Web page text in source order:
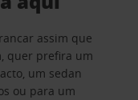
assim que
quer prefira um
um sedan
ou para um